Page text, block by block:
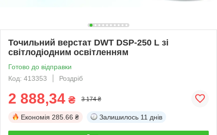
Точильний верстат DWT DSP-250 L зі
світлодіодним освітленням
Готово до відправки
Код: 413353
Роздріб
2 888,34 ₴ 3 174 ₴
Економія 285.66 ₴ Залишилось 11 днів